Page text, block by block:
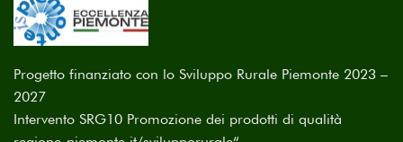
Progetto finanziato con lo Sviluppo Rurale Piemonte 2023 –
2027
Intervento SRG10 Promozione dei prodotti di qualità